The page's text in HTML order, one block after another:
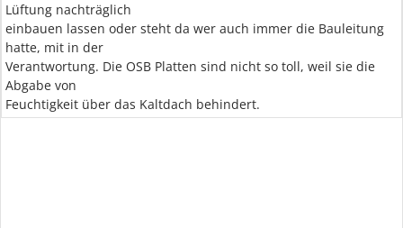
Lüftung nachträglich
einbauen lassen oder steht da wer auch immer die Bauleitung
hatte, mit in der
Verantwortung. Die OSB Platten sind nicht so toll, weil sie die
Abgabe von
Feuchtigkeit über das Kaltdach behindert.